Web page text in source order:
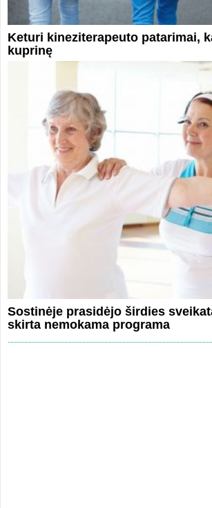
Keturi kineziterapeuto patarimai,
kuprinę
Sostinėje prasidėjo širdies
skirta nemokama programa